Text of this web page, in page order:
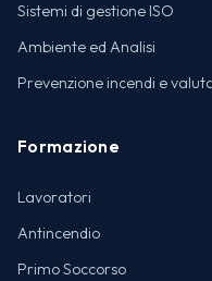
Sistemi di gestione ISO
Ambiente ed Analisi
Prevenzione incendi e
Formazione
Lavoratori
Antincendio
Primo Soccorso